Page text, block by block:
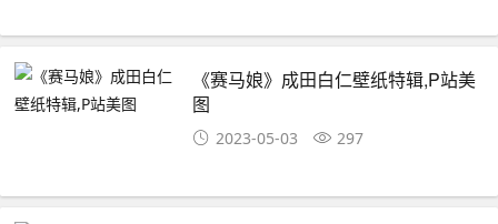
《赛马娘》成田白仁壁纸特辑,P站美
图
2023-05-03 297